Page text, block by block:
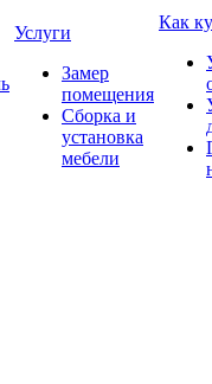
Услуги
Замер
помещения
Сборка и
установка
мебели
Как